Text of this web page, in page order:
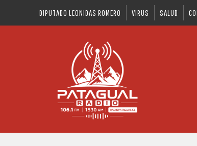
DIPUTADO LEONIDAS ROMERO VIRUS SALUD